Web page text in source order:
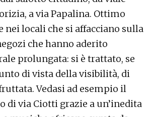
a via Papalina. Ottimo
nei locali che si affacciano sulla
che hanno aderito
prolungata: si è trattato, se
di vista della visibilità, di
Vedasi ad esempio il
di via Ciotti grazie a un’inedita